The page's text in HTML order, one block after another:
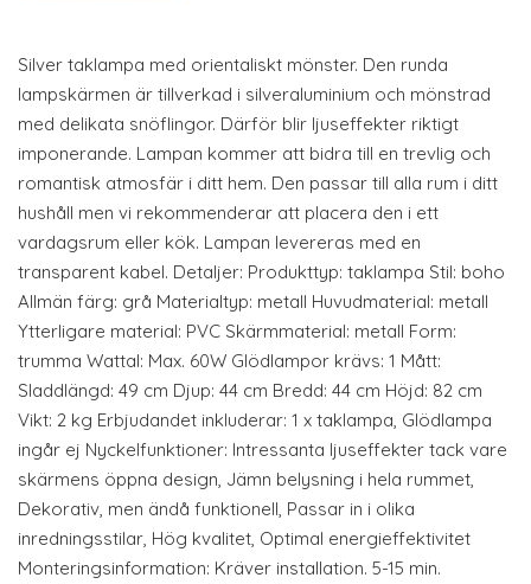
Silver taklampa med orientaliskt mönster. Den runda
lampskärmen är tillverkad i silveraluminium och mönstrad
med delikata snöflingor. Därför blir ljuseffekter riktigt
imponerande. Lampan kommer att bidra till en trevlig och
romantisk atmosfär i ditt hem. Den passar till alla rum i ditt
hushåll men vi rekommenderar att placera den i ett
vardagsrum eller kök. Lampan levereras med en
transparent kabel. Detaljer: Produkttyp: taklampa Stil: boho
Allmän färg: grå Materialtyp: metall Huvudmaterial: metall
Ytterligare material: PVC Skärmmaterial: metall Form:
trumma Wattal: Max. 60W Glödlampor krävs: 1 Mått:
Sladdlängd: 49 cm Djup: 44 cm Bredd: 44 cm Höjd: 82 cm
Vikt: 2 kg Erbjudandet inkluderar: 1 x taklampa, Glödlampa
ingår ej Nyckelfunktioner: Intressanta ljuseffekter tack vare
skärmens öppna design, Jämn belysning i hela rummet,
Dekorativ, men ändå funktionell, Passar in i olika
inredningsstilar, Hög kvalitet, Optimal energieffektivitet
Monteringsinformation: Kräver installation. 5-15 min.